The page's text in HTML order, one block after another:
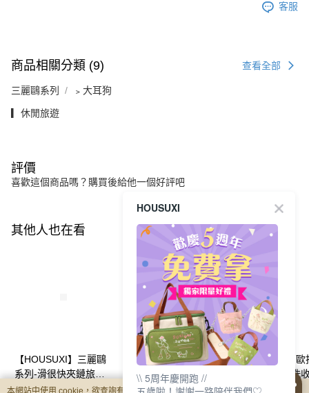
客服
商品相關分類 (9) 查看全部
三麗鷗系列 ﹥大耳狗
▎休閒旅遊
評價
喜歡這個商品嗎？購買後給他一個好評吧
其他人也在看
【HOUSUXI】三麗鷗
系列-滑很快夾鏈旅行
收納袋-六件組(款式可
NT$170
【HOUSUXI】史努比-
可吊掛旅行盥洗收納包
【5周年慶↘三件75
NT$585
【HOUSUXI】歐
可吊掛旅行盥洗
【5周年慶↘三件
NT$585
本網站中使用 cookie，欲查詢有關本網站使用 cookie 方式之詳情，及若您不希
HOUSUXI
\\ 5周年慶開跑 //